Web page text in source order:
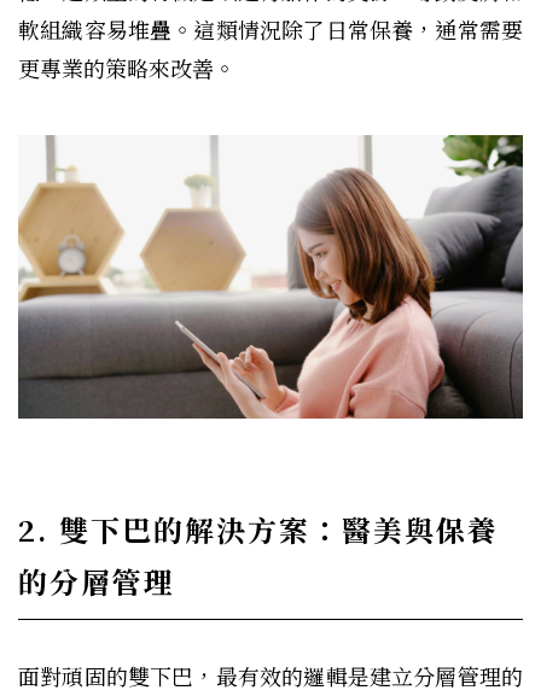
軟組織容易堆疊。這類情況除了日常保養，通常需要
更專業的策略來改善。
2. 雙下巴的解決方案：醫美與保養
的分層管理
面對頑固的雙下巴，最有效的邏輯是建立分層管理的